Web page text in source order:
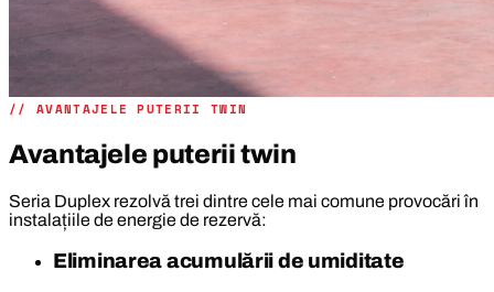
// AVANTAJELE PUTERII TWIN
Avantajele puterii twin
Seria Duplex rezolvă trei dintre cele mai comune provocări în
instalațiile de energie de rezervă:
Eliminarea acumulării de umiditate